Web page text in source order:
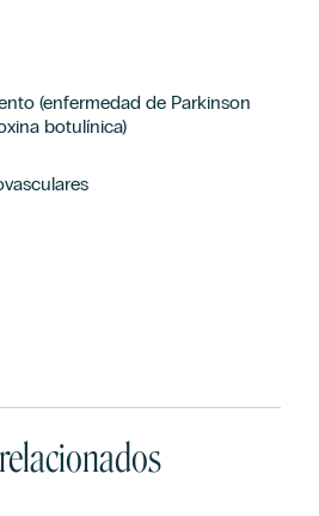
(enfermedad de Parkinson
botulínica)